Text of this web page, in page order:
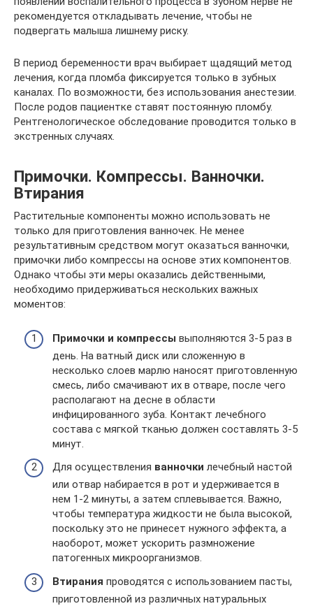
рекомендуется откладывать лечение, чтобы не
подвергать малыша лишнему риску.
В период беременности врач выбирает щадящий метод
лечения, когда пломба фиксируется только в зубных
каналах. По возможности, без использования анестезии.
После родов пациентке ставят постоянную пломбу.
Рентгенологическое обследование проводится только в
экстренных случаях.
Примочки. Компрессы. Ванночки.
Втирания
Растительные компоненты можно использовать не
только для приготовления ванночек. Не менее
результативным средством могут оказаться ванночки,
примочки либо компрессы на основе этих компонентов.
Однако чтобы эти меры оказались действенными,
необходимо придерживаться нескольких важных
моментов:
Примочки и компрессы выполняются 3-5 раз в
день. На ватный диск или сложенную в
несколько слоев марлю наносят приготовленную
смесь, либо смачивают их в отваре, после чего
располагают на десне в области
инфицированного зуба. Контакт лечебного
состава с мягкой тканью должен составлять 3-5
минут.
Для осуществления ванночки лечебный настой
или отвар набирается в рот и удерживается в
нем 1-2 минуты, а затем сплевывается. Важно,
чтобы температура жидкости не была высокой,
поскольку это не принесет нужного эффекта, а
наоборот, может ускорить размножение
патогенных микроорганизмов.
Втирания проводятся с использованием пасты,
приготовленной из различных натуральных